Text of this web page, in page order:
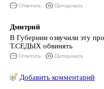
Ответить Цитировать
Дмитрий
В Губернии озвучили эту
Т.СЕДЫХ обвинять
Ответить Цитировать
Добавить комментарий